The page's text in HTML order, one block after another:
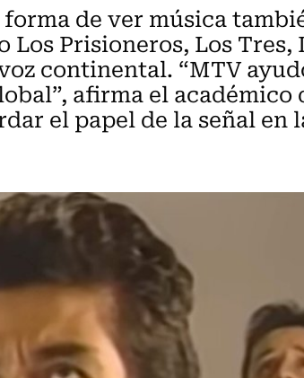
de ver música
Prisioneros, Los Tres,
continental. “MTV
afirma el académico
el papel de la señal en